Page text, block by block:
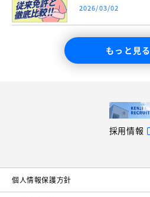
2026/03/02
もっと見る
採用情報
個⼈情報保護⽅針